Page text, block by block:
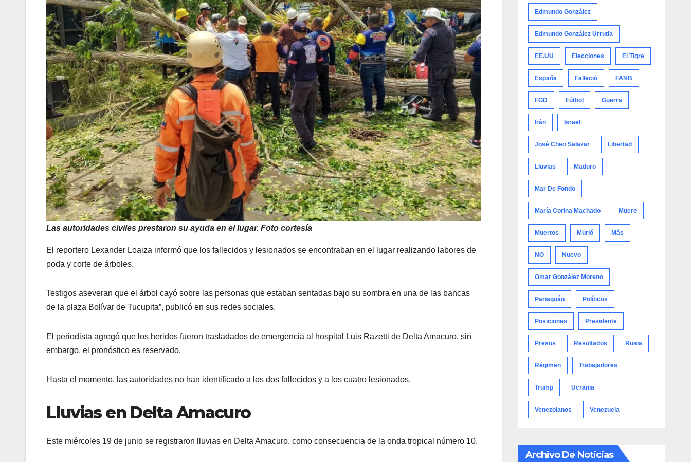
Las autoridades civiles prestaron su ayuda en el lugar. Foto cortesía
El reportero Lexander Loaiza informó que los fallecidos y lesionados se encontraban en el lugar realizando labores de
poda y corte de árboles.
Testigos aseveran que el árbol cayó sobre las personas que estaban sentadas bajo su sombra en una de las bancas
de la plaza Bolívar de Tucupita”, publicó en sus redes sociales.
El periodista agregó que los heridos fueron trasladados de emergencia al hospital Luis Razetti de Delta Amacuro, sin
embargo, el pronóstico es reservado.
Hasta el momento, las autoridades no han identificado a los dos fallecidos y a los cuatro lesionados.
Lluvias en Delta Amacuro
Este miércoles 19 de junio se registraron lluvias en Delta Amacuro, como consecuencia de la onda tropical número 10.
Edmundo González
Edmundo González Urrutia
EE.UU Elecciones El Tigre
España Falleció FANB
FGD Fútbol Guerra
Irán Israel
José Cheo Salazar Libertad
Lluvias Maduro
Mar De Fondo
María Corina Machado Muere
Muertos Murió Más
NO Nuevo
Omar González Moreno
Pariaguán Políticos
Posiciones Presidente
Presos Resultados Rusia
Régimen Trabajadores
Trump Ucrania
Venezolanos Venezuela
Archivo De Noticias